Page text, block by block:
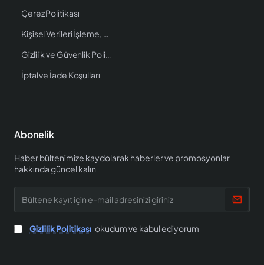
Çerez Politikası
Kişisel Verileri İşleme, Saklama ve İmha Politikası
Gizlilik ve Güvenlik Politikası
İptal ve İade Koşulları
Abonelik
Haber bültenimize kaydolarak haberler ve promosyonlar
hakkında güncel kalın
kayıt
için
e-
mail
Gizlilik Politikası okudum ve kabul ediyorum